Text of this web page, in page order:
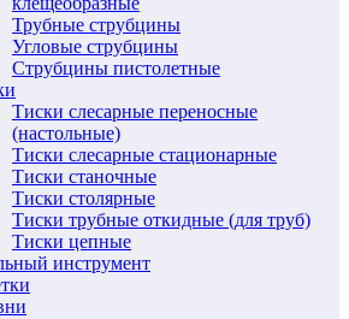
Трубные струбцины
Угловые струбцины
Струбцины пистолетные
Тиски слесарные переносные
(настольные)
Тиски слесарные стационарные
Тиски станочные
Тиски столярные
Тиски трубные откидные (для труб)
Тиски цепные
инструмент